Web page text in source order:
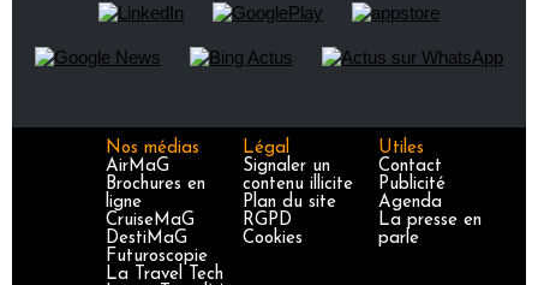
Nos médias
AirMaG
Brochures en
ligne
CruiseMaG
DestiMaG
Futuroscopie
La Travel Tech
Légal
Signaler un
contenu illicite
Plan du site
RGPD
Cookies
Utiles
Contact
Publicité
Agenda
La presse en
parle